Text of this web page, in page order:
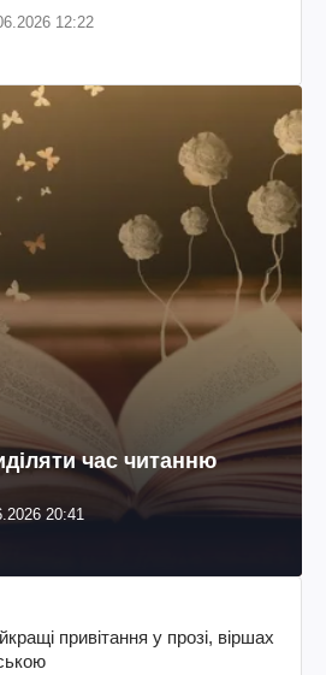
12:22
час читанню
20:41
привітання у прозі, віршах